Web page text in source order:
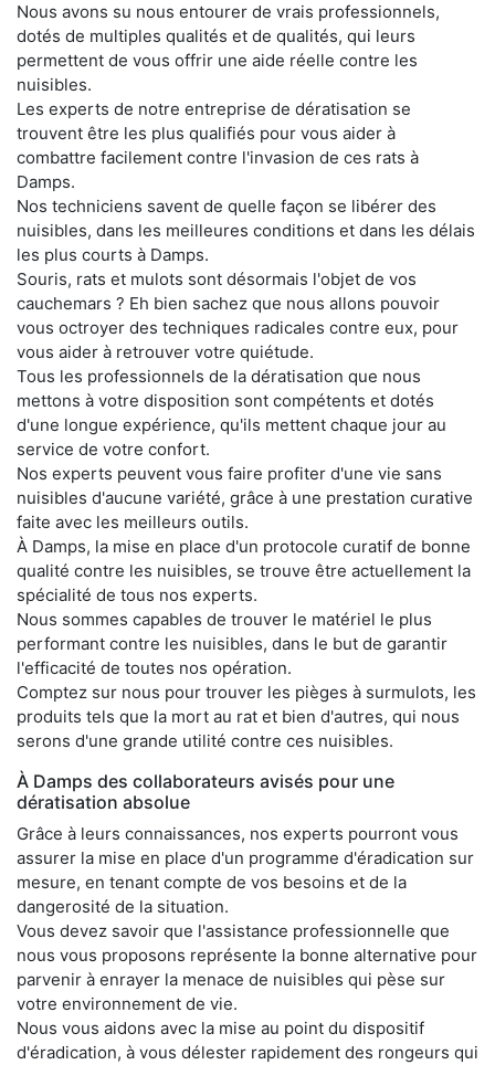
Nous avons su nous entourer de vrais professionnels,
dotés de multiples qualités et de qualités, qui leurs
permettent de vous offrir une aide réelle contre les
nuisibles.
Les experts de notre entreprise de dératisation se
trouvent être les plus qualifiés pour vous aider à
combattre facilement contre l'invasion de ces rats à
Damps.
Nos techniciens savent de quelle façon se libérer des
nuisibles, dans les meilleures conditions et dans les délais
les plus courts à Damps.
Souris, rats et mulots sont désormais l'objet de vos
cauchemars ? Eh bien sachez que nous allons pouvoir
vous octroyer des techniques radicales contre eux, pour
vous aider à retrouver votre quiétude.
Tous les professionnels de la dératisation que nous
mettons à votre disposition sont compétents et dotés
d'une longue expérience, qu'ils mettent chaque jour au
service de votre confort.
Nos experts peuvent vous faire profiter d'une vie sans
nuisibles d'aucune variété, grâce à une prestation curative
faite avec les meilleurs outils.
À Damps, la mise en place d'un protocole curatif de bonne
qualité contre les nuisibles, se trouve être actuellement la
spécialité de tous nos experts.
Nous sommes capables de trouver le matériel le plus
performant contre les nuisibles, dans le but de garantir
l'efficacité de toutes nos opération.
Comptez sur nous pour trouver les pièges à surmulots, les
produits tels que la mort au rat et bien d'autres, qui nous
serons d'une grande utilité contre ces nuisibles.
À Damps des collaborateurs avisés pour une
dératisation absolue
Grâce à leurs connaissances, nos experts pourront vous
assurer la mise en place d'un programme d'éradication sur
mesure, en tenant compte de vos besoins et de la
dangerosité de la situation.
Vous devez savoir que l'assistance professionnelle que
nous vous proposons représente la bonne alternative pour
parvenir à enrayer la menace de nuisibles qui pèse sur
votre environnement de vie.
Nous vous aidons avec la mise au point du dispositif
d'éradication, à vous délester rapidement des rongeurs qui